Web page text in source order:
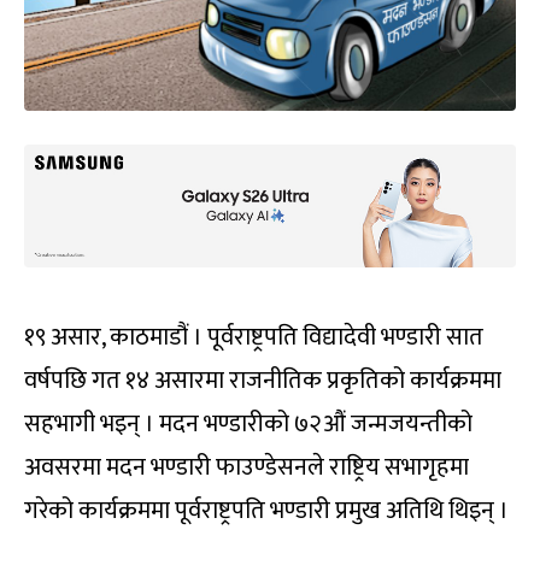
१९ असार, काठमाडौं । पूर्वराष्ट्रपति विद्यादेवी भण्डारी सात
वर्षपछि गत १४ असारमा राजनीतिक प्रकृतिको कार्यक्रममा
सहभागी भइन् । मदन भण्डारीको ७२औं जन्मजयन्तीको
अवसरमा मदन भण्डारी फाउण्डेसनले राष्ट्रिय सभागृहमा
गरेको कार्यक्रममा पूर्वराष्ट्रपति भण्डारी प्रमुख अतिथि थिइन् ।